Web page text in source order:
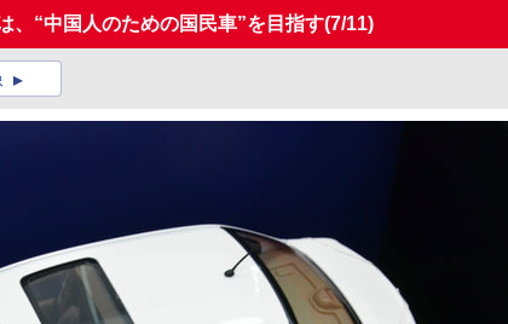
、“中国人のための国民車”を目指す(7/11)